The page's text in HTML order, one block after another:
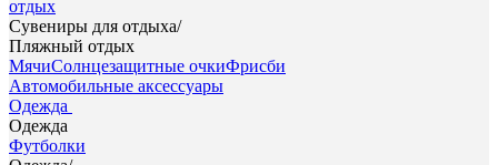
отдых
Сувениры для отдыха/
Пляжный отдых
МячиСолнцезащитные очкиФрисби
Автомобильные аксессуары
Одежда
Одежда
Футболки